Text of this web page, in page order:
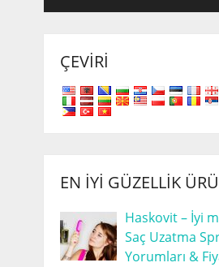
ÇEVIRI
EN İYI GÜZELLIK
Haskovit – İyi
Saç Uzatma
Yorumları &